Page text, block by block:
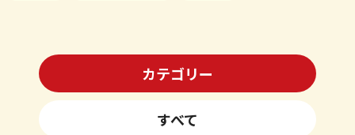
カテゴリー
すべて